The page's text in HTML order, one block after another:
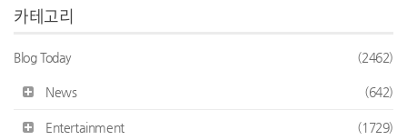
카테고리
Blog Today (2462)
News (642)
Entertainment (1729)